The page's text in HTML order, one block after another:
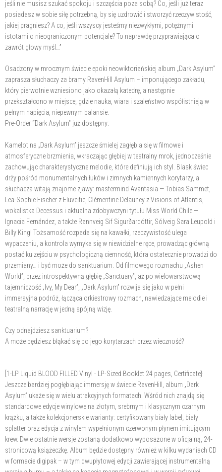
jeśli nie musisz szukać spokoju i szczęścia poza sobą? Co, jeśli już teraz
posiadasz w sobie siłę potrzebną, by się uzdrowić i stworzyć rzeczywistość,
jakiej pragniesz? A co, jeśli wszyscy jesteśmy niezwykłymi, potężnymi
istotami o nieograniczonym potencjale? To naprawdę przyprawiająca o
zawrót głowy myśl…”
Osadzony w mrocznym świecie epoki neowiktoriańskiej album „Dark Asylum”
zaprasza słuchaczy za bramy RavenHill Asylum – imponującego zakładu,
który pierwotnie wzniesiono jako okazałą katedrę, a następnie
przekształcono w miejsce, gdzie nauka, wiara i szaleństwo współistnieją w
pełnym napięcia, niepewnym balansie.
Pre-Order “Dark Asylum” już dostępny:
Kamelot na „Dark Asylum” jeszcze śmielej zagłębia się w filmowe i
atmosferyczne brzmienia, wkraczając głębiej w teatralny mrok, jednocześnie
zachowując charakterystyczne melodie, które definiują ich styl. Blask świec
drży pośród monumentalnych łuków i zimnych kamiennych korytarzy, a
słuchacza witają znajome zjawy: mastermind Avantasia — Tobias Sammet,
Lea-Sophie Fischer z Eluveitie, Clémentine Delauney z Visions of Atlantis,
wokalistka Decessus i aktualna zdobywczyni tytułu Miss World Chile —
Ignacia Fernández, a także Rannveig Sif Sigurðardóttir, Sólveig Sara Leupold i
Billy King! Tożsamość rozpada się na kawałki, rzeczywistość ulega
wypaczeniu, a kontrola wymyka się w niewidzialne ręce, prowadząc główną
postać ku zejściu w psychologiczną ciemność, która ostatecznie prowadzi do
przemiany… i być może do sanktuarium. Od filmowego rozmachu „Ashen
World”, przez introspektywną głębię „Sanctuary”, aż po wielowarstwową
tajemniczość „Ivy, My Dear”, „Dark Asylum” rozwija się jako w pełni
immersyjna podróż, łącząca orkiestrowy rozmach, nawiedzające melodie i
teatralną narrację w jedną spójną wizję.
Czy odnajdziesz sanktuarium?
A może będziesz błąkać się po jego korytarzach przez wieczność?
[1-LP Liquid BLOOD FILLED Vinyl - LP-Sized Booklet 24 pages, Certificate}
Jeszcze bardziej pogłębiając immersję w świecie RavenHill, album „Dark
Asylum” ukaże się w wielu atrakcyjnych formatach. Wśród nich znajdą się
standardowe edycje winylowe na złotym, srebrnym i klasycznym czarnym
krążku, a także kolekcjonerskie warianty: certyfikowany biały label, biały
splatter oraz edycja z winylem wypełnionym czerwonym płynem imitującym
krew. Dwie ostatnie wersje zostaną dodatkowo wyposażone w oficjalną, 24-
stronicową książeczkę. Album będzie dostępny również w kilku wydaniach CD
w formacie digipak – w tym dwupłytowej edycji zawierającej instrumentalną